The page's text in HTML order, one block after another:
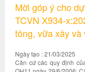
Mời góp ý cho
TCVN X934-
tông, vữa xây và
Ngày tạo : 21/03/2025
Căn cứ các quy định